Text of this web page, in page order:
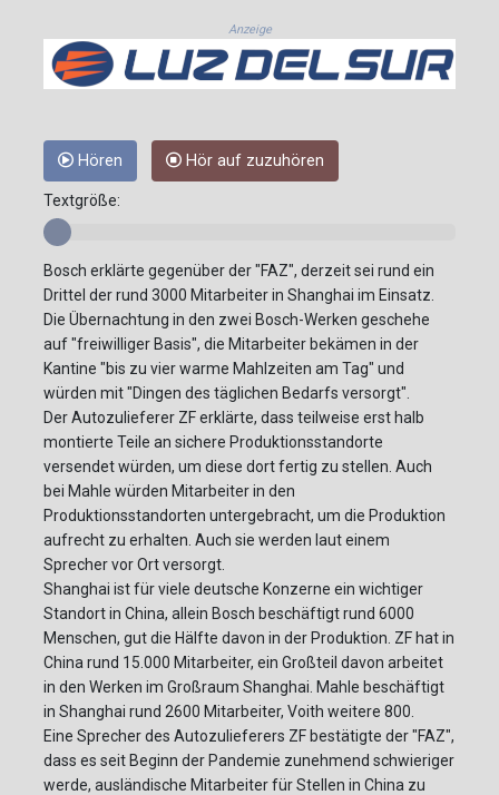
Anzeige
Hören Hör auf zuzuhören
Textgröße:
Bosch erklärte gegenüber der "FAZ", derzeit sei rund ein
Drittel der rund 3000 Mitarbeiter in Shanghai im Einsatz.
Die Übernachtung in den zwei Bosch-Werken geschehe
auf "freiwilliger Basis", die Mitarbeiter bekämen in der
Kantine "bis zu vier warme Mahlzeiten am Tag" und
würden mit "Dingen des täglichen Bedarfs versorgt".
Der Autozulieferer ZF erklärte, dass teilweise erst halb
montierte Teile an sichere Produktionsstandorte
versendet würden, um diese dort fertig zu stellen. Auch
bei Mahle würden Mitarbeiter in den
Produktionsstandorten untergebracht, um die Produktion
aufrecht zu erhalten. Auch sie werden laut einem
Sprecher vor Ort versorgt.
Shanghai ist für viele deutsche Konzerne ein wichtiger
Standort in China, allein Bosch beschäftigt rund 6000
Menschen, gut die Hälfte davon in der Produktion. ZF hat in
China rund 15.000 Mitarbeiter, ein Großteil davon arbeitet
in den Werken im Großraum Shanghai. Mahle beschäftigt
in Shanghai rund 2600 Mitarbeiter, Voith weitere 800.
Eine Sprecher des Autozulieferers ZF bestätigte der "FAZ",
dass es seit Beginn der Pandemie zunehmend schwieriger
werde, ausländische Mitarbeiter für Stellen in China zu